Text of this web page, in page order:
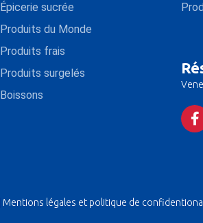
Épicerie sucrée
Produits du Monde
Produits frais
Produits surgelés
Boissons
Mentions légales et politique de